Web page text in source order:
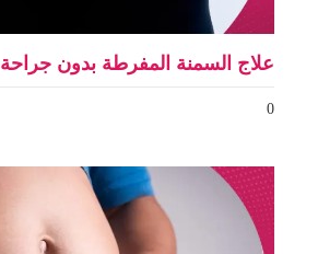
علاج السمنة المفرطة بدون جراحة
0